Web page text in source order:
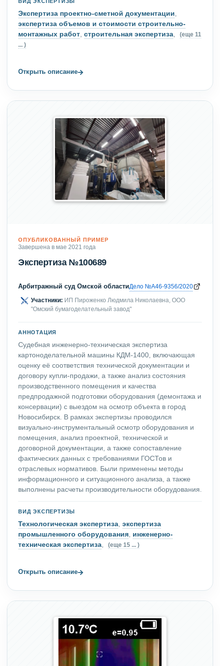
Экспертиза проектно-сметной документации,
экспертиза объемов и стоимости строительно-
монтажных работ, строительная экспертиза,
(еще 11
... )
Открыть описание→
ОПУБЛИКОВАННЫЙ ПРИМЕР
Завершена в мае 2021 года
Экспертиза №100689
Арбитражный суд Омской областиДело №А46-9356/2020
Участники: ИП Пироженко Людмила Николаевна, ООО
"Омский бумагоделательный завод"
АННОТАЦИЯ
Судебная инженерно-техническая экспертиза
картоноделательной машины КДМ-1400, включающая
оценку её соответствия технической документации и
договору купли-продажи, а также анализ состояния
производственного помещения и качества
предпродажной подготовки оборудования (демонтажа и
консервации) с выездом на осмотр объекта в город
Новосибирск. В рамках экспертизы проводился
визуально-инструментальный осмотр оборудования и
помещения, анализ проектной, технической и
договорной документации, а также сопоставление
фактических данных с требованиями ГОСТов и
отраслевых нормативов. Были применены методы
информационного и ситуационного анализа, а также
выполнены расчеты производительности оборудования.
ВИД ЭКСПЕРТИЗЫ
Технологическая экспертиза, экспертиза
промышленного оборудования, инженерно-
техническая экспертиза, (еще 15 ... )
Открыть описание→